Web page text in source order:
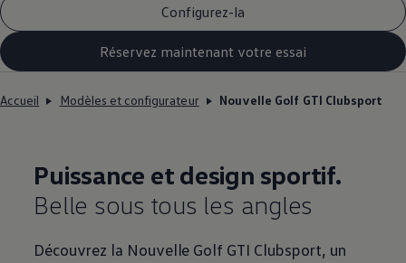
Configurez-la
Réservez maintenant votre essai
Accueil Modèles et configurateur Nouvelle Golf GTI Clubsport
Puissance et design sportif.
Belle sous tous les angles
Découvrez la Nouvelle Golf GTI Clubsport, un